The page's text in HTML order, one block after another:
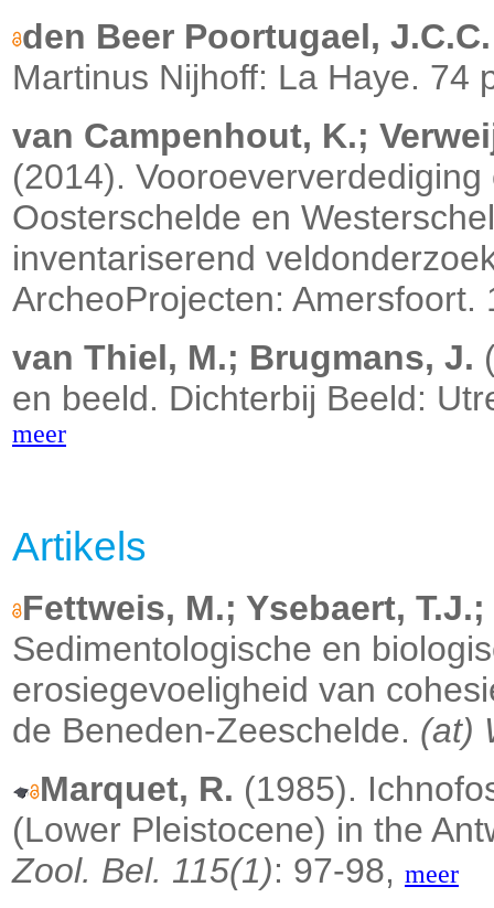
den Beer Poortugael, J.C.C.
Martinus Nijhoff: La Haye. 74
van Campenhout, K.;
(2014).
Oosterschelde en
inventariserend
ArcheoProjecten:
van Thiel, M.; Brugmans, J.
en beeld. Dichterbij Beeld:
meer
Artikels
Fettweis, M.; Ysebaert,
Sedimentologische en
erosiegevoeligheid van
de Beneden-Zeeschelde. (at)
Marquet, R. (1985).
(Lower Pleistocene) in the
Zool. Bel. 115(1): 97-98, meer